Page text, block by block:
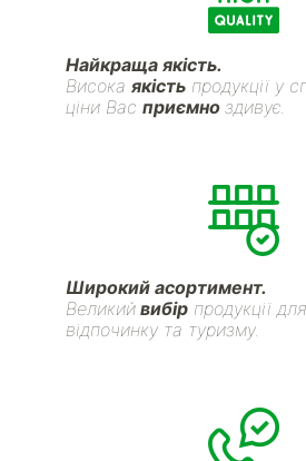
Найкраща якість.
Висока якість продукції у
ціни Вас приємно здивує.
Широкий асортимент.
Великий вибір продукції
відпочинку та туризму.